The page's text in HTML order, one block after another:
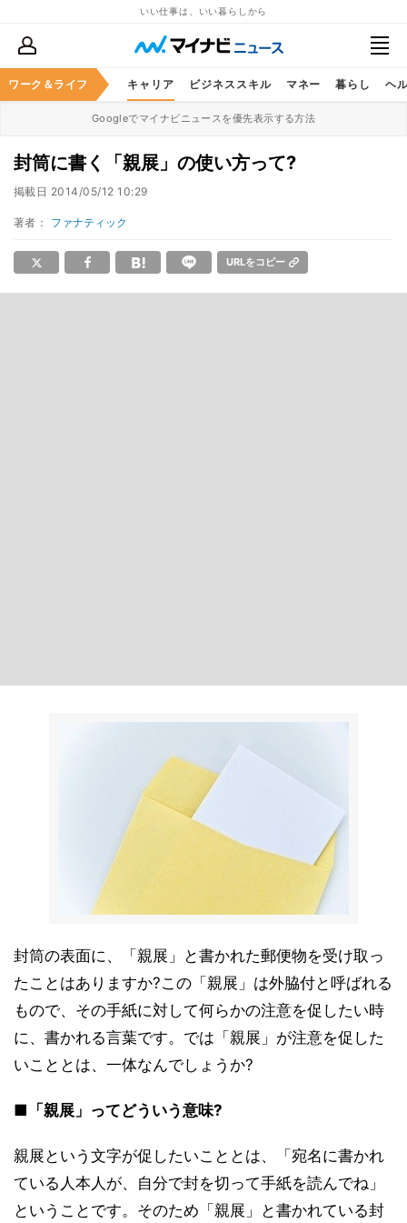
いい仕事は、いい暮らしから
ワーク＆ライフ キャリア ビジネススキル マネー 暮らし ヘ
Googleでマイナビニュースを優先表示する方法
封筒に書く「親展」の使い方って?
掲載日 2014/05/12 10:29
著者： ファナティック
URLをコピー
封筒の表面に、「親展」と書かれた郵便物を受け取っ
たことはありますか?この「親展」は外脇付と呼ばれる
もので、その手紙に対して何らかの注意を促したい時
に、書かれる言葉です。では「親展」が注意を促した
いこととは、一体なんでしょうか?
■「親展」ってどういう意味?
親展という文字が促したいこととは、「宛名に書かれ
ている人本人が、自分で封を切って手紙を読んでね」
ということです。そのため「親展」と書かれている封